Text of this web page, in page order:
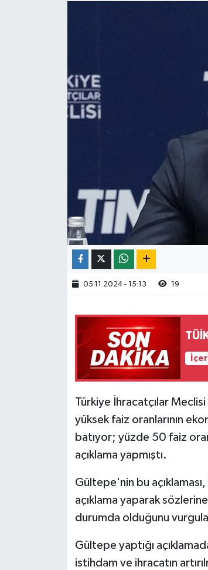
05.11.2024 - 15:13 19
Türkiye İhracatçılar
yüksek faiz oranlarının
batıyor; yüzde 50 faiz
açıklama yapmıştı.
Gültepe'nin bu
açıklama yaparak
durumda olduğunu
Gültepe yaptığı
istihdam ve ihracatın